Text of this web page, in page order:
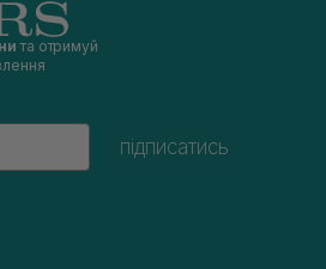
та отримуй
підписатись